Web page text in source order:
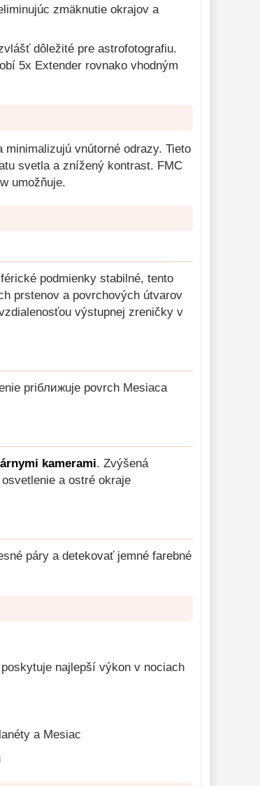
zmäknutie okrajov a
dôležité pre astrofotografiu.
5x Extender rovnako vhodným
vnútorné odrazy. Tieto
svetla a znížený kontrast. FMC
umožňuje.
podmienky stabilné, tento
prstenov a povrchových útvarov
výstupnej zreničky v
priближuje povrch Mesiaca
kamerami. Zvýšená
a ostré okraje
páry a detekovať jemné farebné
najlepší výkon v nociach
a Mesiac